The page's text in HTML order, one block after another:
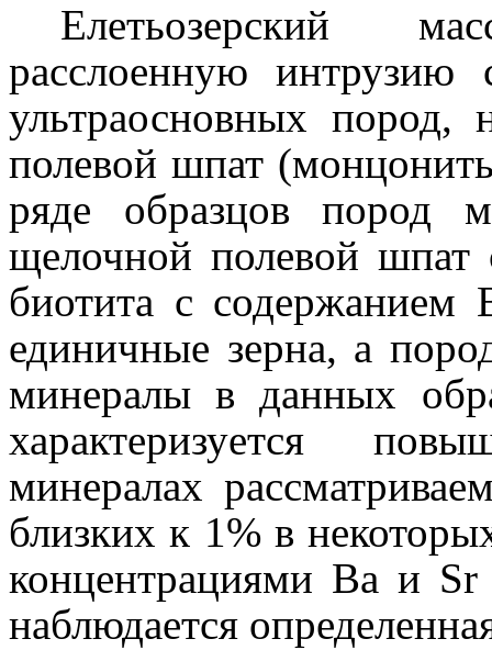
Елетьозерский
расслоенную
ультраосновных пород,
полевой шпат
ряде образцов пород
щелочной полевой
биотита с
единичные зерна, а
минералы в данных
характеризуeтся
минералах
близких к 1% в
концентрациями Ba и Sr
наблюдается